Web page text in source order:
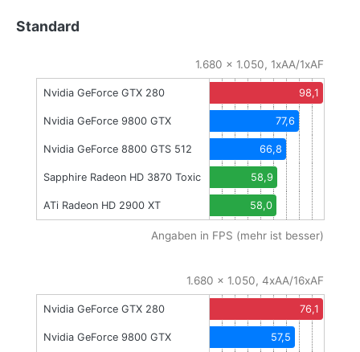
Standard
1.680 x 1.050, 1xAA/1xAF
Nvidia GeForce GTX 280 98,1
Nvidia GeForce 9800 GTX 77,6
Nvidia GeForce 8800 GTS 512 66,8
Sapphire Radeon HD 3870 Toxic 58,9
ATi Radeon HD 2900 XT 58,0
Angaben in FPS (mehr ist besser)
1.680 x 1.050, 4xAA/16xAF
Nvidia GeForce GTX 280 76,1
Nvidia GeForce 9800 GTX 57,5